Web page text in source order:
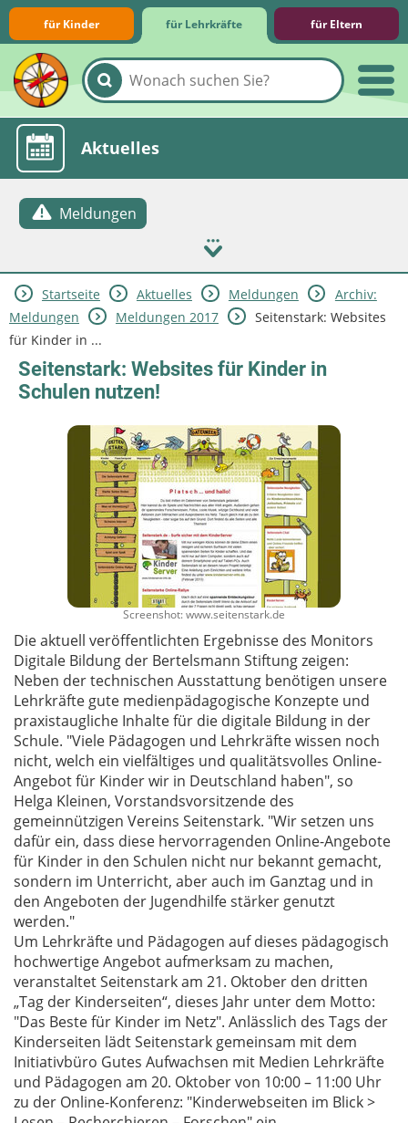
für Kinder für Lehrkräfte für Eltern
Lernmodule
Unterrichts­materialien
Internet-ABC-Schule
Praxishilfen
Aktuelles
Meldungen
Startseite Aktuelles Meldungen
Archiv:
Meldungen
Meldungen 2017
Seitenstark: Websites
für Kinder in ...
Seitenstark: Websites für Kinder in
Schulen nutzen!
Screenshot: www.seitenstark.de
Die aktuell veröffentlichten Ergebnisse des Monitors
Digitale Bildung der Bertelsmann Stiftung zeigen:
Neben der technischen Ausstattung benötigen unsere
Lehrkräfte gute medienpädagogische Konzepte und
praxistaugliche Inhalte für die digitale Bildung in der
Schule. "Viele Pädagogen und Lehrkräfte wissen noch
nicht, welch ein vielfältiges und qualitätsvolles Online-
Angebot für Kinder wir in Deutschland haben", so
Helga Kleinen, Vorstandsvorsitzende des
gemeinnützigen Vereins Seitenstark. "Wir setzen uns
dafür ein, dass diese hervorragenden Online-Angebote
für Kinder in den Schulen nicht nur bekannt gemacht,
sondern im Unterricht, aber auch im Ganztag und in
den Angeboten der Jugendhilfe stärker genutzt
werden."
Um Lehrkräfte und Pädagogen auf dieses pädagogisch
hochwertige Angebot aufmerksam zu machen,
veranstaltet Seitenstark am 21. Oktober den dritten
„Tag der Kinderseiten“, dieses Jahr unter dem Motto:
"Das Beste für Kinder im Netz". Anlässlich des Tags der
Kinderseiten lädt Seitenstark gemeinsam mit dem
Initiativbüro Gutes Aufwachsen mit Medien Lehrkräfte
und Pädagogen am 20. Oktober von 10:00 – 11:00 Uhr
zu der Online-Konferenz: "Kinderwebseiten im Blick >